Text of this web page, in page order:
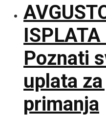
Poznati
uplata
primanja